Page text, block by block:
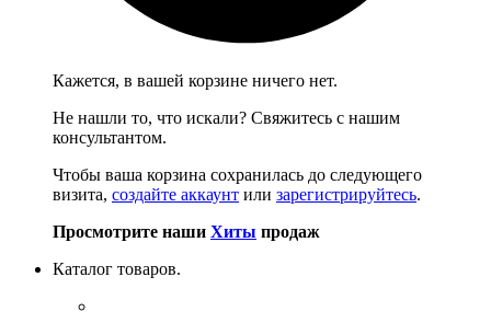
Кажется, в вашей корзине ничего нет.
Не нашли то, что искали? Свяжитесь с нашим
консультантом.
Чтобы ваша корзина сохранилась до следующего
визита, создайте аккаунт или зарегистрируйтесь.
Просмотрите наши Хиты продаж
Каталог товаров.